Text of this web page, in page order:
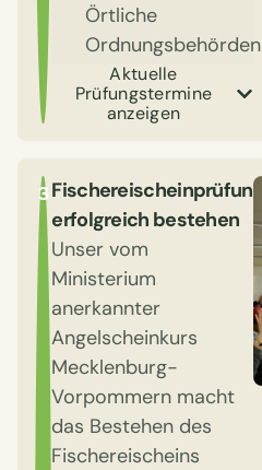
Örtliche
Ordnungsbehörden
Aktuelle
Prüfungstermine
anzeigen
3 Fischereischeinprüfung
erfolgreich bestehen
Unser vom
Ministerium
anerkannter
Angelscheinkurs
Mecklenburg-
Vorpommern macht
das Bestehen des
Fischereischeins